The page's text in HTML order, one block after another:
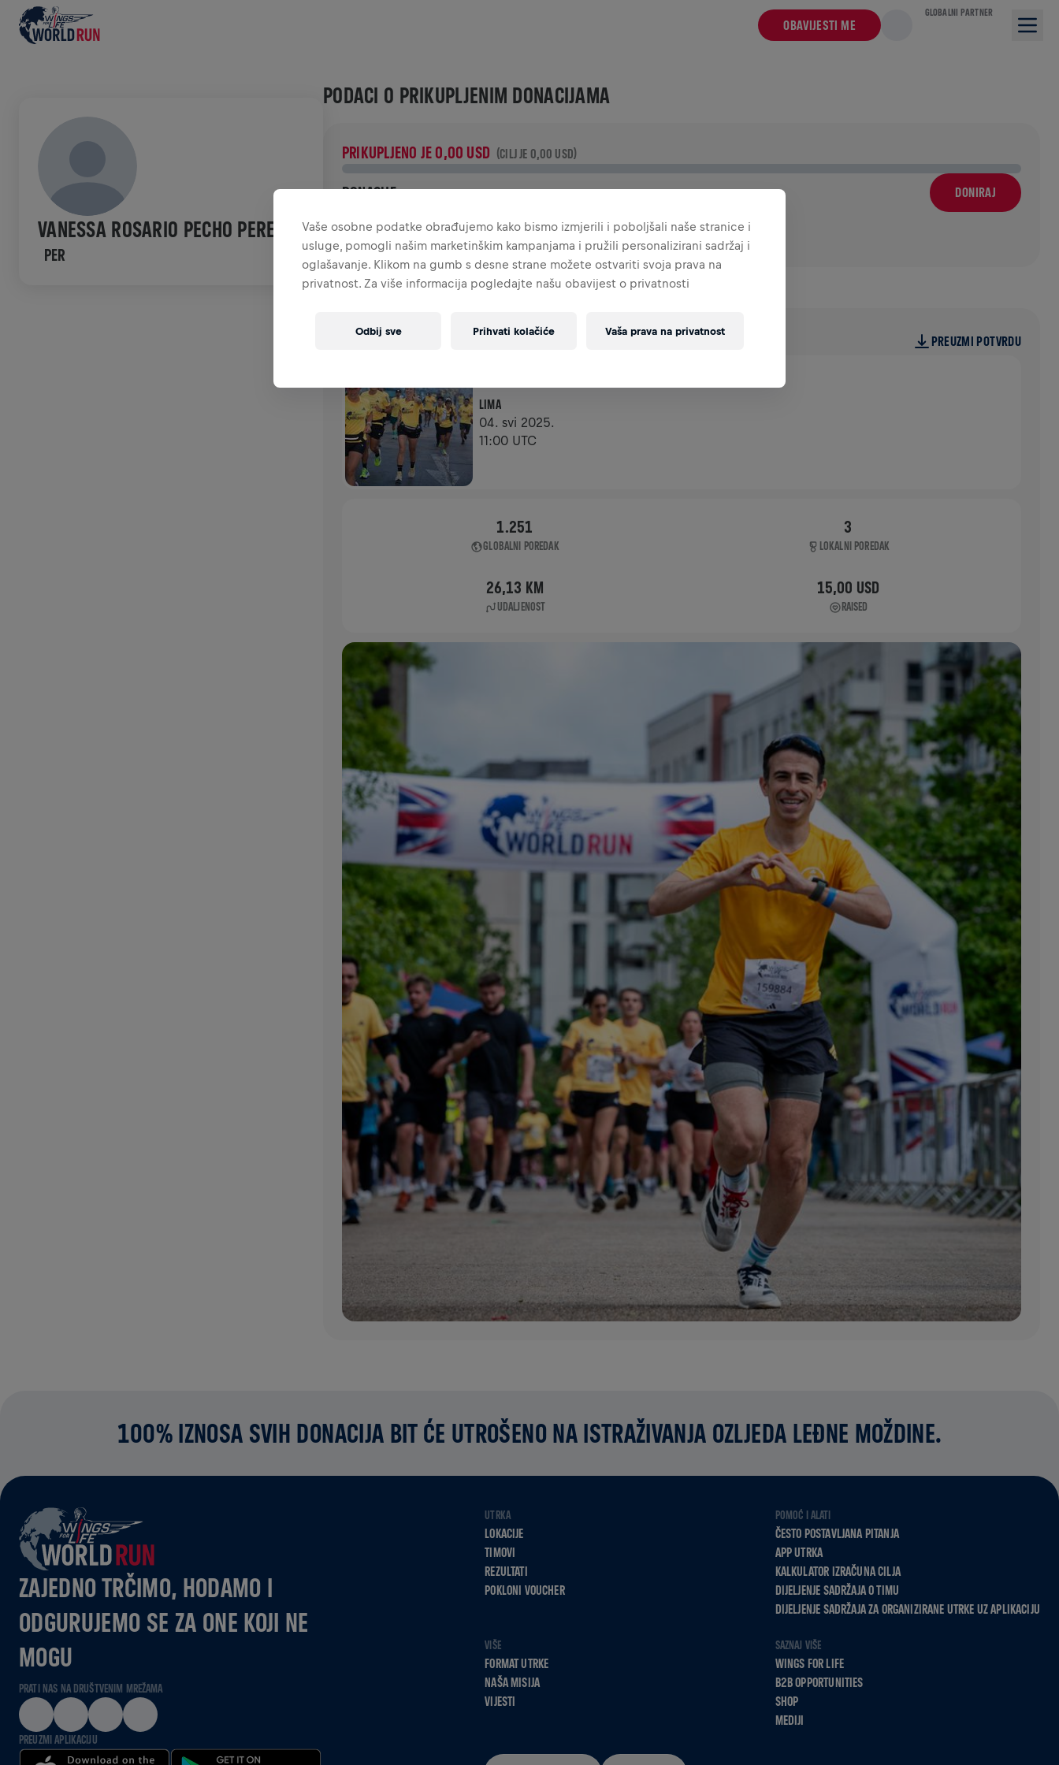
OBAVIJESTI ME
GLOBALNI PARTNER
VANESSA ROSARIO PECHO PEREZ
PER
PODACI O PRIKUPLJENIM DONACIJAMA
PRIKUPLJENO JE 0,00 USD (CILJ JE 0,00 USD)
DONACIJE DONIRAJ
Pruži svoj doprinos donacijom! 100% iznosa tvoje donacije bit
će utrošeno na istraživanja ozljeda leđne moždine.
POVIJEST
WINGS FOR LIFE WORLD RUN VIJESTI PREUZMI POTVRDU
LIMA
04. svi 2025.
11:00 UTC
1.251
GLOBALNI POREDAK
3
LOKALNI POREDAK
26,13 KM
UDALJENOST
15,00 USD
RAISED
100% IZNOSA SVIH DONACIJA BIT ĆE UTROŠENO NA ISTRAŽIVANJA OZLJEDA LEĐNE MOŽDINE.
ZAJEDNO TRČIMO, HODAMO I
ODGURUJEMO SE ZA ONE KOJI NE
MOGU
PRATI NAS NA DRUŠTVENIM MREŽAMA
PREUZMI APLIKACIJU
UTRKA
LOKACIJE
TIMOVI
REZULTATI
POKLONI VOUCHER
POMOĆ I ALATI
ČESTO POSTAVLJANA PITANJA
APP UTRKA
KALKULATOR IZRAČUNA CILJA
DIJELJENJE SADRŽAJA O TIMU
DIJELJENJE SADRŽAJA ZA ORGANIZIRANE UTRKE UZ APLIKACIJU
VIŠE
FORMAT UTRKE
NAŠA MISIJA
VIJESTI
SAZNAJ VIŠE
WINGS FOR LIFE
B2B OPPORTUNITIES
SHOP
MEDIJI
Vaše osobne podatke obrađujemo kako bismo izmjerili i poboljšali naše stranice i
usluge, pomogli našim marketinškim kampanjama i pružili personalizirani sadržaj i
oglašavanje. Klikom na gumb s desne strane možete ostvariti svoja prava na
privatnost. Za više informacija pogledajte našu obavijest o privatnosti
Vaša prava na privatnost
Odbij sve Prihvati kolačiće